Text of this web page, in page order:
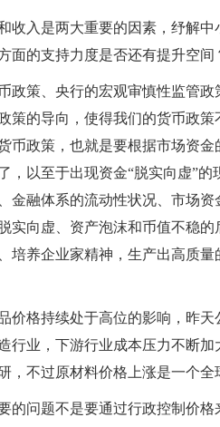
收入是两大重要的因素，纾解
面的支持力度是否还有提升空间
政策、央行的宏观审慎性监管
策的导向，使得我们的货币政
币政策，也就是要根据市场资
，以至于出现资金“脱实向虚”
金融体系的流动性状况、市场
实向虚、资产泡沫和币值不稳
培养企业家精神，生产出高质
价格持续处于高位的影响，昨
行业，下游行业成本压力不断
，不过原材料价格上涨是一个
的问题不是要通过行政控制价